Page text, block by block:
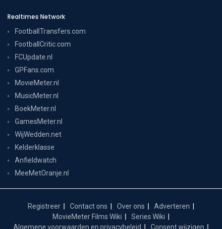
Realtimes Network
FootballTransfers.com
FootballCritic.com
FCUpdate.nl
GPFans.com
MovieMeter.nl
MusicMeter.nl
BoekMeter.nl
GamesMeter.nl
WijWedden.net
Kelderklasse
Anfieldwatch
MeeMetOranje.nl
Registreer Contact ons Over ons
Adverteren
MovieMeter Films Wiki
Series Wiki
Algemene voorwaarden en privacybeleid
Consent wijzigen